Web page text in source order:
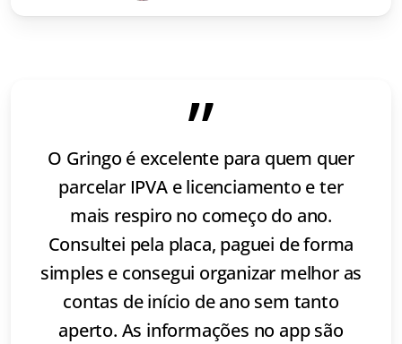
”
O Gringo é excelente para quem quer
parcelar IPVA e licenciamento e ter
mais respiro no começo do ano.
Consultei pela placa, paguei de forma
simples e consegui organizar melhor as
contas de início de ano sem tanto
aperto. As informações no app são